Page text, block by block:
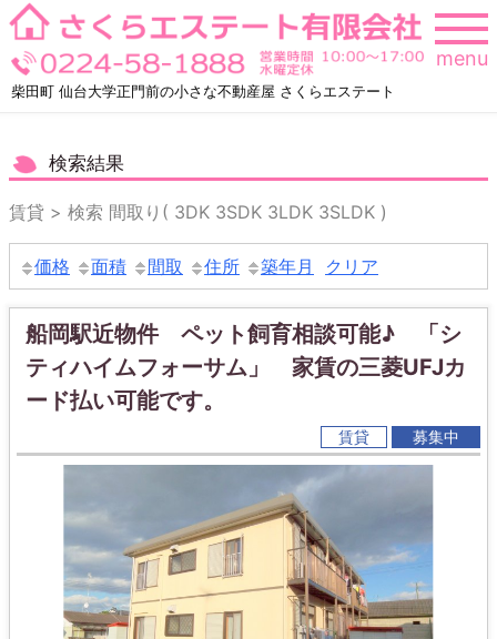
Skip
to
content
柴田町 仙台大学正門前の小さな不動産屋 さくらエステート
menu
検索結果
賃貸 > 検索 間取り( 3DK 3SDK 3LDK 3SLDK )
価格 面積 間取 住所 築年月 クリア
船岡駅近物件 ペット飼育相談可能♪ 「シ
ティハイムフォーサム」 家賃の三菱UFJカ
ード払い可能です。
賃貸 募集中